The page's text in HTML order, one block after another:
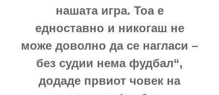
нашата игра. Тоа е
едноставно и никогаш не
може доволно да се нагласи –
без судии нема фудбал“,
додаде првиот човек на